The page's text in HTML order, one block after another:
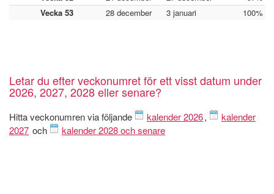
Vecka 53
28 december 3 januari 100%
Letar du efter veckonumret för ett visst datum under
2026, 2027, 2028 eller senare?
Hitta veckonumren via följande kalender 2026,
kalender
2027 och kalender 2028 och senare